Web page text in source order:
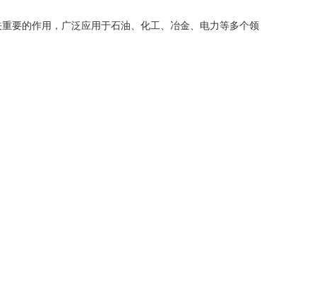
的作用，广泛应用于石油、化工、冶金、电力等多个领